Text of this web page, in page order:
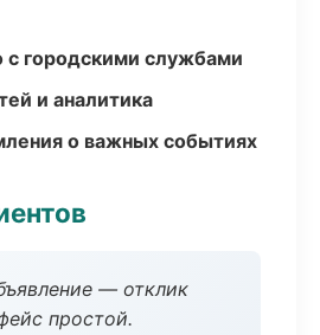
с городскими службами
и аналитика
о важных событиях
— отклик
простой.